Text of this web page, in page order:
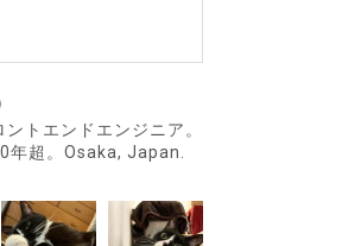
トエンドエンジニア。
年超。Osaka, Japan.